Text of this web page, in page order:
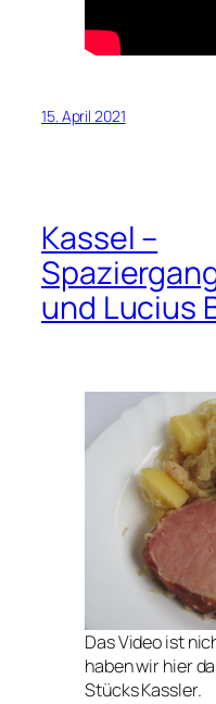
15. April 2021
Kassel –
und Lucius
Das Video ist
haben wir hier
Stücks Kassler.